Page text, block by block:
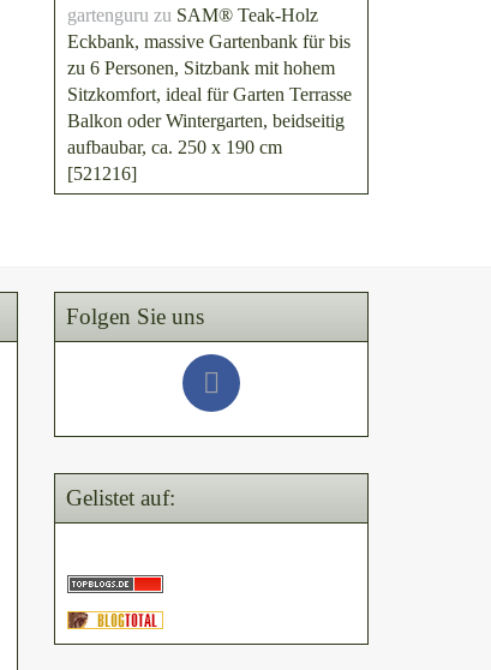
gartenguru zu SAM® Teak-Holz
Eckbank, massive Gartenbank für bis
zu 6 Personen, Sitzbank mit hohem
Sitzkomfort, ideal für Garten Terrasse
Balkon oder Wintergarten, beidseitig
aufbaubar, ca. 250 x 190 cm
[521216]
Folgen Sie uns
Gelistet auf: